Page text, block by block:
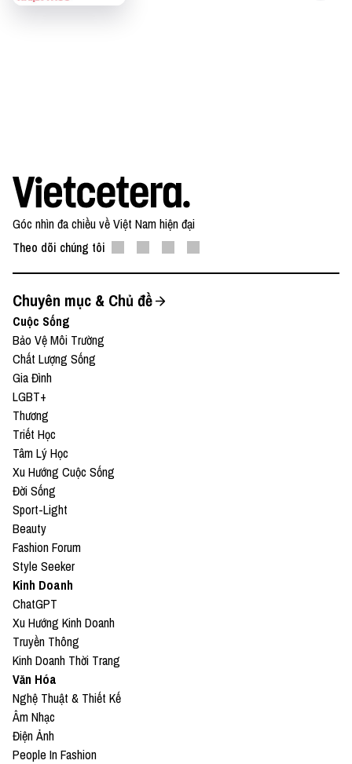
Góc nhìn đa chiều về Việt Nam hiện đại
Theo dõi chúng tôi
Chuyên mục & Chủ đề
Cuộc Sống
Bảo Vệ Môi Trường
Chất Lượng Sống
Gia Đình
LGBT+
Thương
Triết Học
Tâm Lý Học
Xu Hướng Cuộc Sống
Đời Sống
Sport-Light
Beauty
Fashion Forum
Style Seeker
Kinh Doanh
ChatGPT
Xu Hướng Kinh Doanh
Truyền Thông
Kinh Doanh Thời Trang
Văn Hóa
Nghệ Thuật & Thiết Kế
Âm Nhạc
Điện Ảnh
People In Fashion